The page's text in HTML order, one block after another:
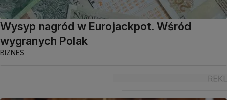
Wysyp nagród w Eurojackpot. Wśród
wygranych Polak
BIZNES